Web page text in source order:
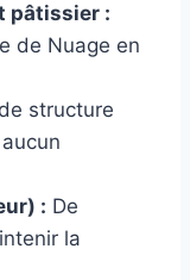
pâtissier :
de Nuage en
structure
: De
la